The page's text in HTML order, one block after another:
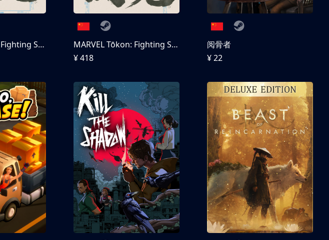
MARVEL Tōkon: Fighting Souls 终极版
MARVEL Tōkon: Fighting Souls 数字豪华版
¥ 418
阅骨者
¥ 22